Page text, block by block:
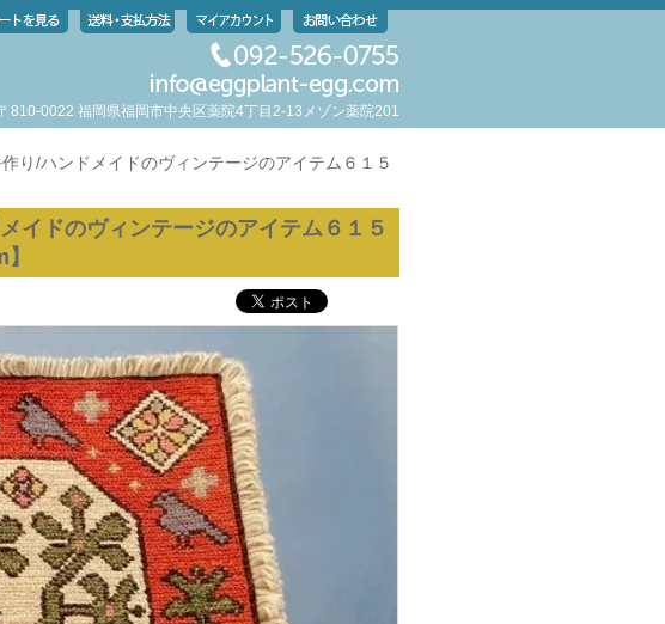
810-0022 福岡県福岡市中央区薬院4丁目2-13メゾン薬院201
り/ハンドメイドのヴィンテージのアイテム６１５
イドのヴィンテージのアイテム６１５